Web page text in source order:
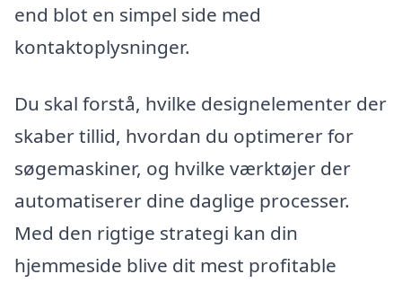
end blot en simpel side med
kontaktoplysninger.
Du skal forstå, hvilke designelementer der
skaber tillid, hvordan du optimerer for
søgemaskiner, og hvilke værktøjer der
automatiserer dine daglige processer.
Med den rigtige strategi kan din
hjemmeside blive dit mest profitable